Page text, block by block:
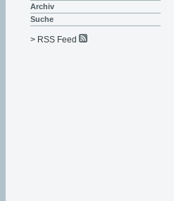
Archiv
Suche
> RSS Feed